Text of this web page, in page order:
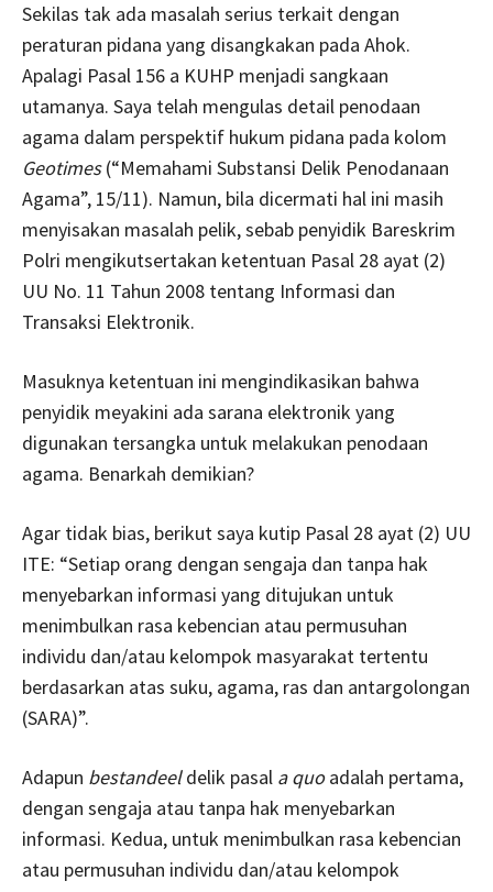
Sekilas tak ada masalah serius terkait dengan
peraturan pidana yang disangkakan pada Ahok.
Apalagi Pasal 156 a KUHP menjadi sangkaan
utamanya. Saya telah mengulas detail penodaan
agama dalam perspektif hukum pidana pada kolom
Geotimes(“Memahami Substansi Delik Penodanaan
Agama”, 15/11). Namun, bila dicermati hal ini masih
menyisakan masalah pelik, sebab penyidik Bareskrim
Polri mengikutsertakan ketentuan Pasal 28 ayat (2)
UU No. 11 Tahun 2008 tentang Informasi dan
Transaksi Elektronik.
Masuknya ketentuan ini mengindikasikan bahwa
penyidik meyakini ada sarana elektronik yang
digunakan tersangka untuk melakukan penodaan
agama. Benarkah demikian?
Agar tidak bias, berikut saya kutip Pasal 28 ayat (2) UU
ITE: “Setiap orang dengan sengaja dan tanpa hak
menyebarkan informasi yang ditujukan untuk
menimbulkan rasa kebencian atau permusuhan
individu dan/atau kelompok masyarakat tertentu
berdasarkan atas suku, agama, ras dan antargolongan
(SARA)”.
Adapun bestandeeldelik pasal a quoadalah pertama,
dengan sengaja atau tanpa hak menyebarkan
informasi. Kedua, untuk menimbulkan rasa kebencian
atau permusuhan individu dan/atau kelompok